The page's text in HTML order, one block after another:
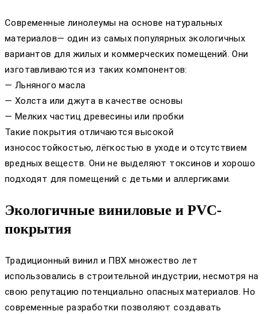
Современные линолеумы на основе натуральных
материалов— один из самых популярных экологичных
вариантов для жилых и коммерческих помещений. Они
изготавливаются из таких компонентов:
— Льняного масла
— Холста или джута в качестве основы
— Мелких частиц древесины или пробки
Такие покрытия отличаются высокой
износостойкостью, лёгкостью в уходе и отсутствием
вредных веществ. Они не выделяют токсинов и хорошо
подходят для помещений с детьми и аллергиками.
Экологичные виниловые и PVC-
покрытия
Традиционный винил и ПВХ множество лет
использовались в строительной индустрии, несмотря на
свою репутацию потенциально опасных материалов. Но
современные разработки позволяют создавать